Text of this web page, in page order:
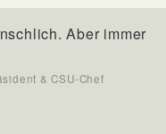
Aber immer
& CSU-Chef